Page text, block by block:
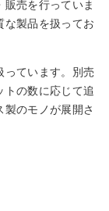
販売を行っていま
な製品を扱ってお
っています。別売
トの数に応じて追
のモノが展開さ